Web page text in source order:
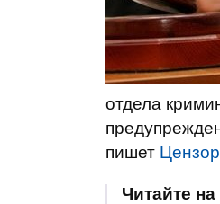
отдела
пишет
Читайте